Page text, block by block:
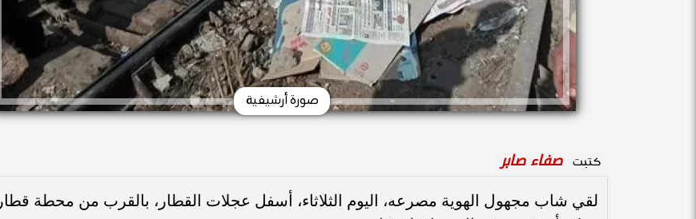
صورة أرشيفية
كتبت صفاء صابر
لقي شاب مجهول الهوية مصرعه، اليوم الثلاثاء، أسفل عجلات القطار، بالقرب من محطة قطار